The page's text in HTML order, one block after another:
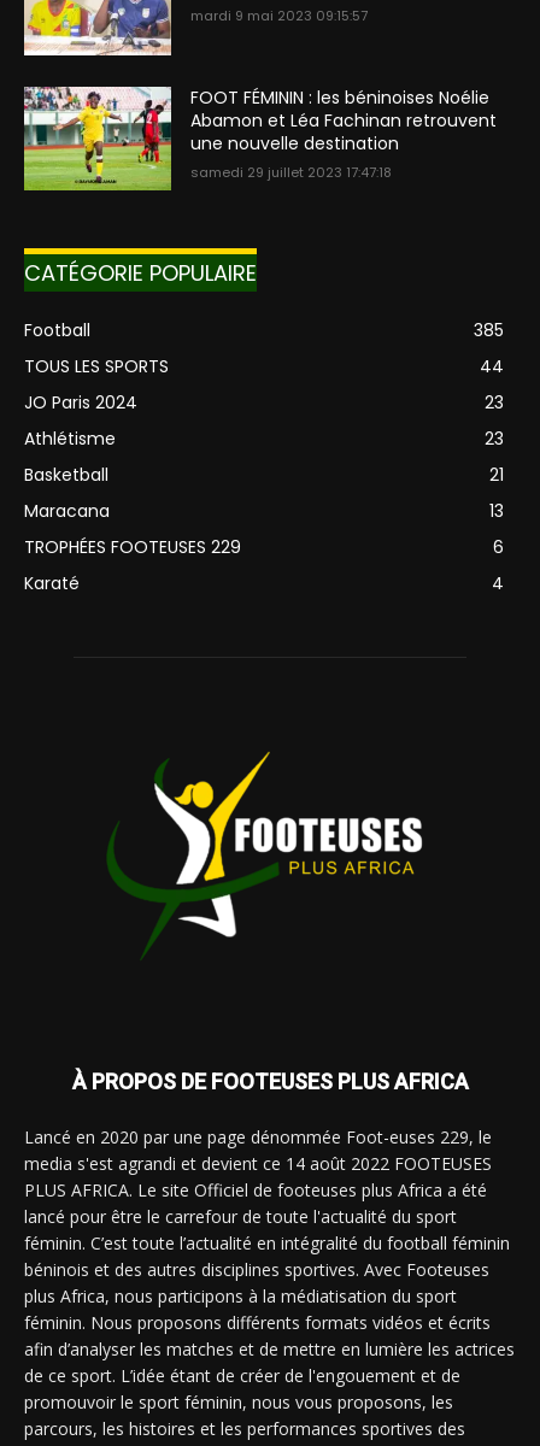
mardi 9 mai 2023 09:15:57
FOOT FÉMININ : les béninoises Noélie
Abamon et Léa Fachinan retrouvent
une nouvelle destination
samedi 29 juillet 2023 17:47:18
CATÉGORIE POPULAIRE
Football
385
TOUS LES SPORTS
44
JO Paris 2024
23
Athlétisme
23
Basketball
21
Maracana
13
TROPHÉES FOOTEUSES 229
6
Karaté
4
À PROPOS DE FOOTEUSES PLUS AFRICA
Lancé en 2020 par une page dénommée Foot-euses 229, le
media s'est agrandi et devient ce 14 août 2022 FOOTEUSES
PLUS AFRICA. Le site Officiel de footeuses plus Africa a été
lancé pour être le carrefour de toute l'actualité du sport
féminin. C’est toute l’actualité en intégralité du football féminin
béninois et des autres disciplines sportives. Avec Footeuses
plus Africa, nous participons à la médiatisation du sport
féminin. Nous proposons différents formats vidéos et écrits
afin d’analyser les matches et de mettre en lumière les actrices
de ce sport. L’idée étant de créer de l'engouement et de
promouvoir le sport féminin, nous vous proposons, les
parcours, les histoires et les performances sportives des